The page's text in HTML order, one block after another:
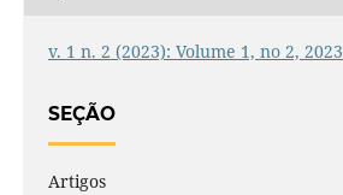
v. 1 n. 2 (2023): Volume 1, no 2, 2023
SEÇÃO
Artigos